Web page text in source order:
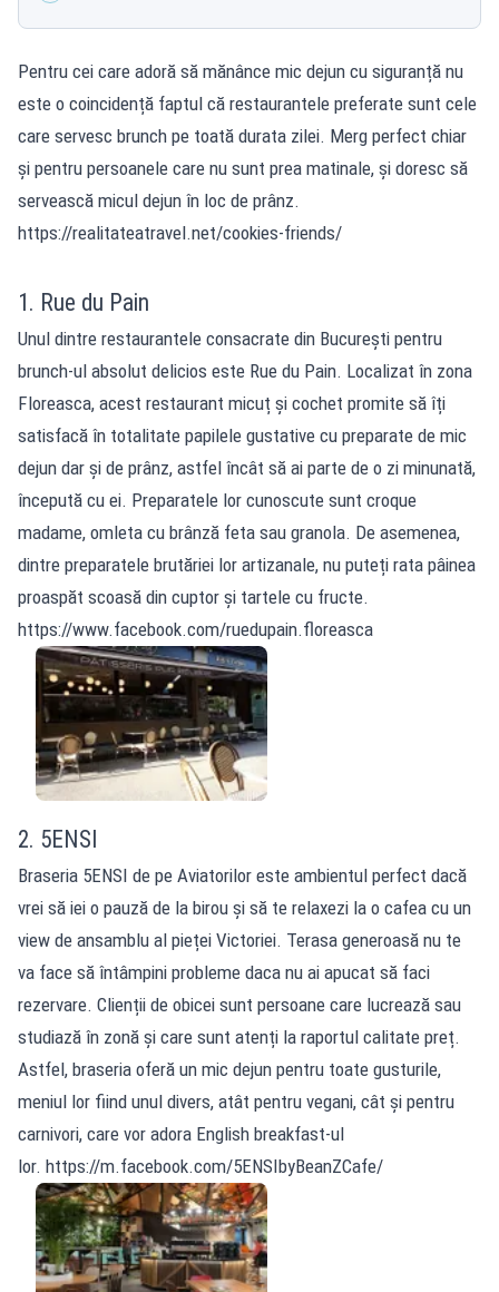
Pentru cei care adoră să mănânce mic dejun cu siguranță nu
este o coincidență faptul că restaurantele preferate sunt cele
care servesc brunch pe toată durata zilei. Merg perfect chiar
și pentru persoanele care nu sunt prea matinale, și doresc să
servească micul dejun în loc de prânz.
https://realitateatravel.net/cookies-friends/
1. Rue du Pain
Unul dintre restaurantele consacrate din București pentru
brunch-ul absolut delicios este Rue du Pain. Localizat în zona
Floreasca, acest restaurant micuț și cochet promite să îți
satisfacă în totalitate papilele gustative cu preparate de mic
dejun dar și de prânz, astfel încât să ai parte de o zi minunată,
începută cu ei. Preparatele lor cunoscute sunt croque
madame, omleta cu brânză feta sau granola. De asemenea,
dintre preparatele brutăriei lor artizanale, nu puteți rata pâinea
proaspăt scoasă din cuptor și tartele cu fructe.
https://www.facebook.com/ruedupain.floreasca
2. 5ENSI
Braseria 5ENSI de pe Aviatorilor este ambientul perfect dacă
vrei să iei o pauză de la birou și să te relaxezi la o cafea cu un
view de ansamblu al pieței Victoriei. Terasa generoasă nu te
va face să întâmpini probleme daca nu ai apucat să faci
rezervare. Clienții de obicei sunt persoane care lucrează sau
studiază în zonă și care sunt atenți la raportul calitate preț.
Astfel, braseria oferă un mic dejun pentru toate gusturile,
meniul lor fiind unul divers, atât pentru vegani, cât și pentru
carnivori, care vor adora English breakfast-ul
lor. https://m.facebook.com/5ENSIbyBeanZCafe/